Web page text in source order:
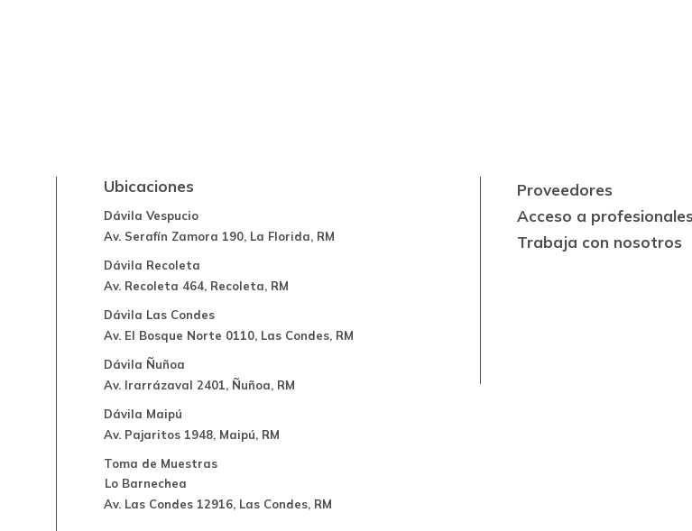
Ubicaciones
Dávila Vespucio
Av. Serafín Zamora 190, La Florida, RM
Dávila Recoleta
Av. Recoleta 464, Recoleta, RM
Dávila Las Condes
Av. El Bosque Norte 0110, Las Condes, RM
Dávila Ñuñoa
Av. Irarrázaval 2401, Ñuñoa, RM
Dávila Maipú
Av. Pajaritos 1948, Maipú, RM
Toma de Muestras
Lo Barnechea
Av. Las Condes 12916, Las Condes, RM
Proveedores
Acceso a profesionales
Trabaja con nosotros